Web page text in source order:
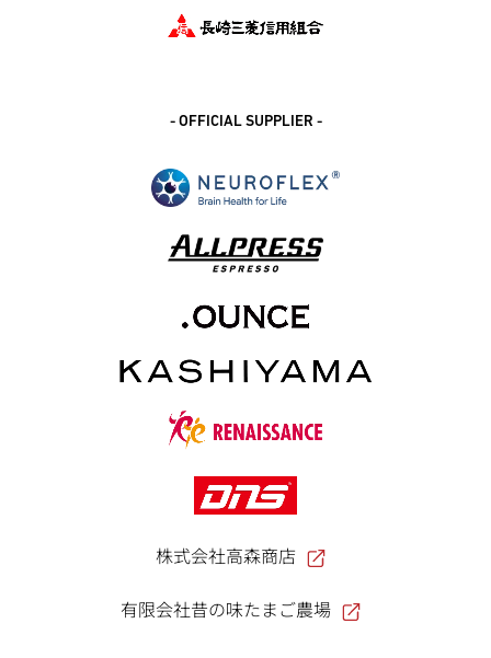
- OFFICIAL SUPPLIER -
株式会社高森商店
有限会社昔の味たまご農場